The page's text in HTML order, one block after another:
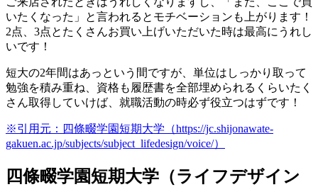
いたくなった」と言われるとモチベーションも上がります！
2点、3点とたくさんお買い上げいただいた時は最高にうれし
いです！
短大の2年間はあっという間ですが、単位はしっかり取って
勉強を積み重ね、資格も履歴書を全部埋められるくらいたく
さん取得していけば、就職活動の時必ず役立つはずです！
※引用元：四條畷学園短期大学（https://jc.shijonawate-
gakuen.ac.jp/subjects/subject_lifedesign/voice/）
四條畷学園短期大学（ライフデザイン